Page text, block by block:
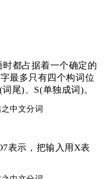
都占据着一个确定的
最多只有四个构词位
尾)、S(单独成词)。
表示，把输入用X表